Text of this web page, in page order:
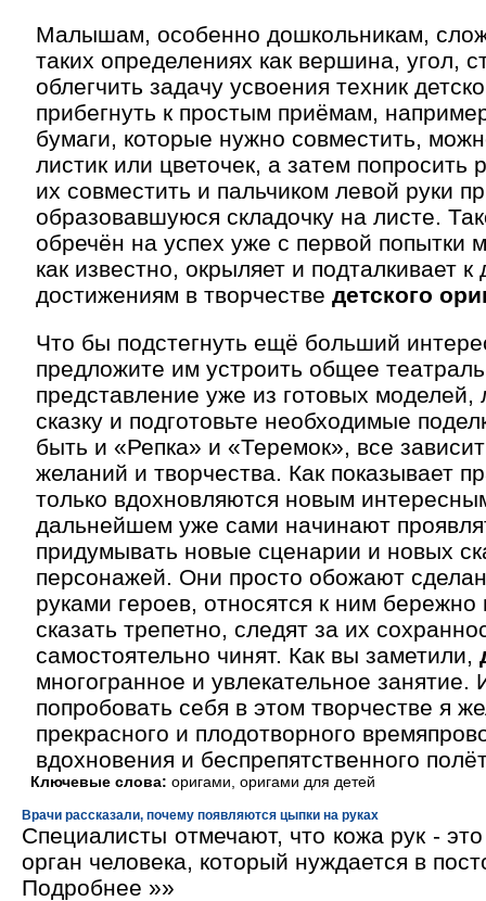
Малышам, особенно дошкольникам,
таких определениях как вершина, угол,
облегчить задачу усвоения техник
прибегнуть к простым приёмам,
бумаги, которые нужно совместить,
листик или цветочек, а затем попросить
их совместить и пальчиком левой руки
образовавшуюся складочку на листе.
обречён на успех уже с первой попытки
как известно, окрыляет и подталкивает
достижениям в творчестве детского
Что бы подстегнуть ещё больший
предложите им устроить общее
представление уже из готовых моделей,
сказку и подготовьте необходимые
быть и «Репка» и «Теремок», все
желаний и творчества. Как показывает
только вдохновляются новым
дальнейшем уже сами начинают
придумывать новые сценарии и новых
персонажей. Они просто обожают
руками героев, относятся к ним
сказать трепетно, следят за их
самостоятельно чинят. Как вы заметили,
многогранное и увлекательное
попробовать себя в этом творчестве я
прекрасного и плодотворного
вдохновения и беспрепятственного
Ключевые слова: оригами, оригами для детей
Врачи рассказали, почему появляются цыпки на руках
Специалисты отмечают, что кожа рук -
орган человека, который нуждается в
Подробнее »»